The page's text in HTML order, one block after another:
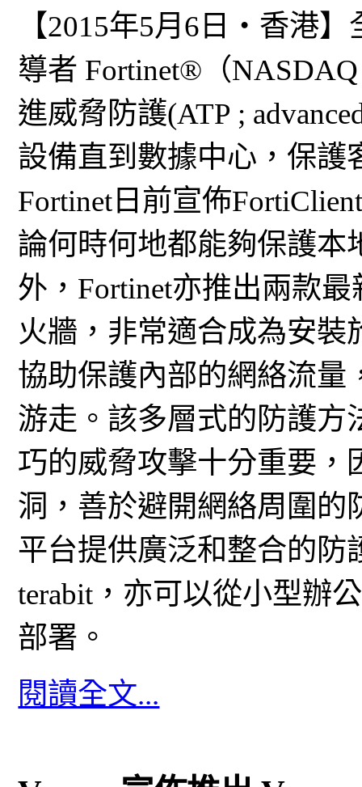
【2015年5月6日‧香港
導者 Fortinet®（
進威脅防護(ATP ;
設備直到數據中心，保護
Fortinet日前宣佈
論何時何地都能夠保護本
外，Fortinet亦推出兩款
火牆，非常適合成為安裝
協助保護內部的網絡流量
游走。該多層式的防護方
巧的威脅攻擊十分重要，
洞，善於避開網絡周圍的
平台提供廣泛和整合的防
terabit，亦可以從小型辦
部署。
閱讀全文...